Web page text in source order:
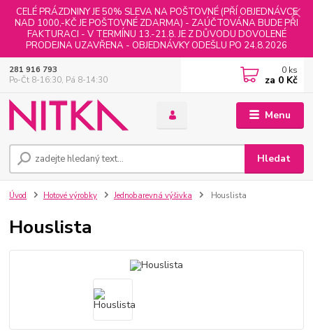
CELÉ PRÁZDNINY JE 50% SLEVA NA POŠTOVNÉ (PŘÍ OBJEDNÁVCE
NAD 1000,-KČ JE POŠTOVNÉ ZDARMA) - ZAÚČTOVÁNA BUDE PŘI
FAKTURACI - V TERMÍNU 13.-21.8. JE Z DŮVODU DOVOLENÉ
PRODEJNA UZAVŘENA - OBJEDNÁVKY ODEŠLU PO 24.8.2026
Menu
Hledat
281 916 793
Po-Čt 8-16:30, Pá 8-14:30
0 ks
za 0 Kč
Úvod Hotové výrobky Jednobarevná výšivka Houslista
Houslista